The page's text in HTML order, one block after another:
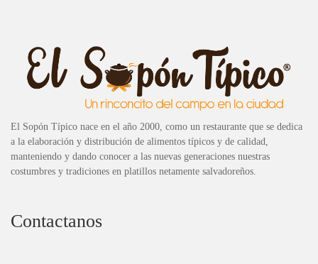
El Sopón Típico nace en el año 2000, como un restaurante que se dedica
a la elaboración y distribución de alimentos típicos y de calidad,
manteniendo y dando conocer a las nuevas generaciones nuestras
costumbres y tradiciones en platillos netamente salvadoreños.
Contactanos